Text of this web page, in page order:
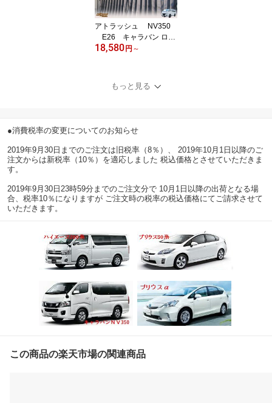
アトラッシュ NV350
E26 キャラバン ロン
グ/標準 パーテーション
18,580円 ～
もっと見る
●消費税率の変更についてのお知らせ
2019年9月30日までのご注文は旧税率（8％）、 2019年10月1日以降のご
注文からは新税率（10％）を適応しました 税込価格とさせていただきま
す。
2019年9月30日23時59分までのご注文分で 10月1日以降の出荷となる場
合、税率10％になりますが ご注文時の税率の税込価格にてご請求させて
いただきます。
この商品の楽天市場の関連商品